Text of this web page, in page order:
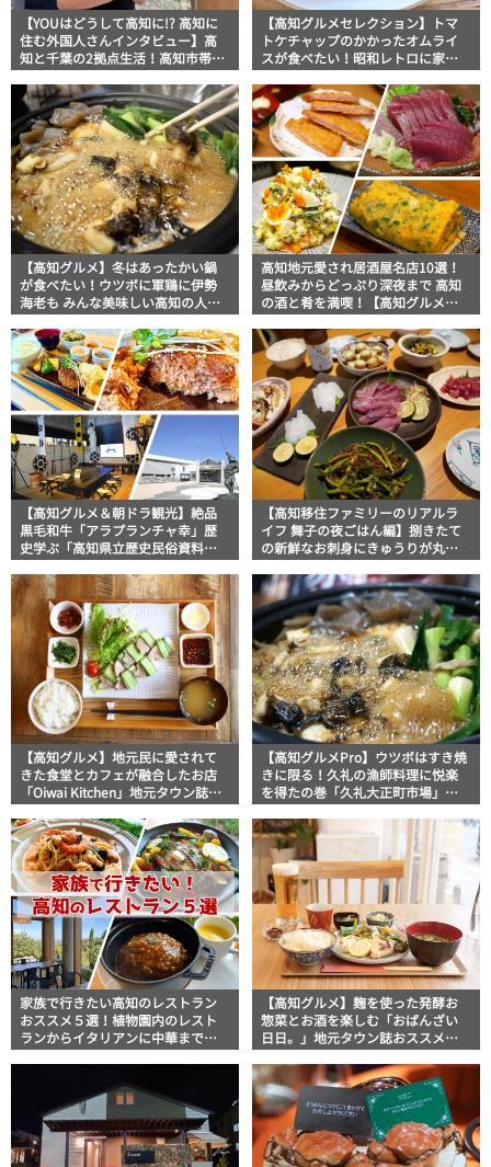
【YOUはどうして高知に!? 高知に
住む外国人さんインタビュー】高
知と千葉の2拠点生活！高知市帯屋
出身ムンちゃん
【高知グルメセレクション】トマ
トケチャップのかかったオムライ
スが食べたい！昭和レトロに家族
ススメ3選
【高知グルメ】冬はあったかい鍋
が食べたい！ウツボに軍鶏に伊勢
海老も みんな美味しい高知の人気
高知地元愛され居酒屋名店10選！
昼飲みからどっぷり深夜まで 高知
の酒と肴を満喫！【高知グルメ
【高知グルメ＆朝ドラ観光】絶品
黒毛和牛「アラプランチャ幸」歴
史学ぶ「高知県立歴史民俗資料
【高知移住ファミリーのリアルラ
イフ 舞子の夜ごはん編】捌きたて
の新鮮なお刺身にきゅうりが丸ご
高知の恵みが詰まったリアルな食
卓
【高知グルメ】地元民に愛されて
きた食堂とカフェが融合したお店
「Oiwai Kitchen」地元タウン誌お
【高知グルメPro】ウツボはすき焼
きに限る！久礼の漁師料理に悦楽
を得たの巻「久礼大正町市場」食
満腹日記
家族で行きたい高知のレストラン
おススメ５選！植物園内のレスト
ランからイタリアンに中華まで楽
【高知グルメ】麹を使った発酵お
惣菜とお酒を楽しむ「おばんざい
日日。」地元タウン誌おススメ情